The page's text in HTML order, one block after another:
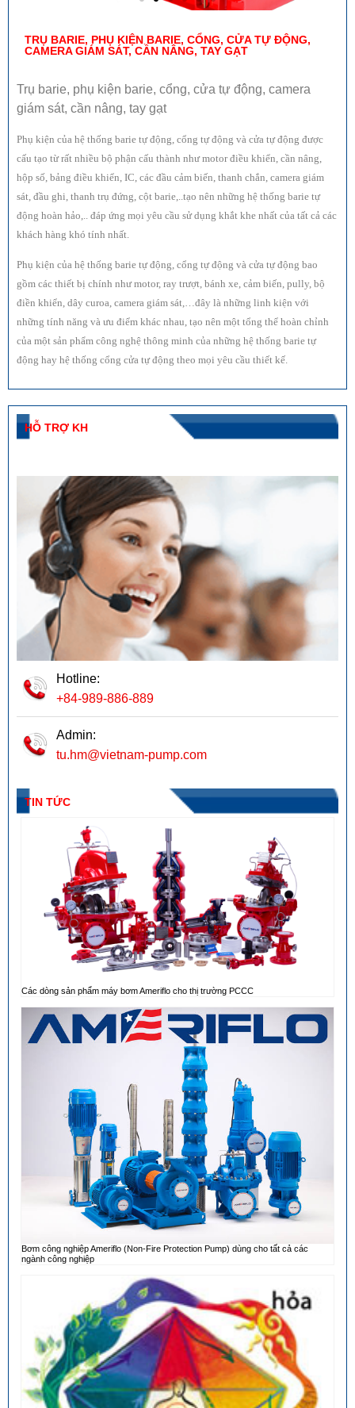
TRỤ BARIE, PHỤ KIỆN BARIE, CỔNG, CỬA TỰ ĐỘNG,
CAMERA GIÁM SÁT, CẦN NÂNG, TAY GẠT
Trụ barie, phụ kiện barie, cổng, cửa tự động, camera
giám sát, cần nâng, tay gạt
Phụ kiện của hệ thống barie tự động, cổng tự động và cửa tự động được
cấu tạo từ rất nhiều bộ phận cấu thành như motor điều khiển, cần nâng,
hộp số, bảng điều khiển, IC, các đầu cảm biến, thanh chắn, camera giám
sát, đầu ghi, thanh trụ đứng, cột barie,..tạo nên những hệ thống barie tự
động hoàn hảo,.. đáp ứng mọi yêu cầu sử dụng khắt khe nhất của tất cả các
khách hàng khó tính nhất.
Phụ kiện của hệ thống barie tự động, cổng tự động và cửa tự động bao
gồm các thiết bị chính như motor, ray trượt, bánh xe, cảm biến, pully, bộ
điền khiển, dây curoa, camera giám sát,…đây là những linh kiện với
những tính năng và ưu điểm khác nhau, tạo nên một tổng thể hoàn chỉnh
của một sản phẩm công nghệ thông minh của những hệ thống barie tự
động hay hệ thống cổng cửa tự động theo mọi yêu cầu thiết kế.
HỖ TRỢ KH
Hotline:
+84-989-886-889
Admin:
tu.hm@vietnam-pump.com
TIN TỨC
Các dòng sản phẩm máy bơm Ameriflo cho thị trường PCCC
Bơm công nghiệp Ameriflo (Non-Fire Protection Pump) dùng cho tất cả các
ngành công nghiệp